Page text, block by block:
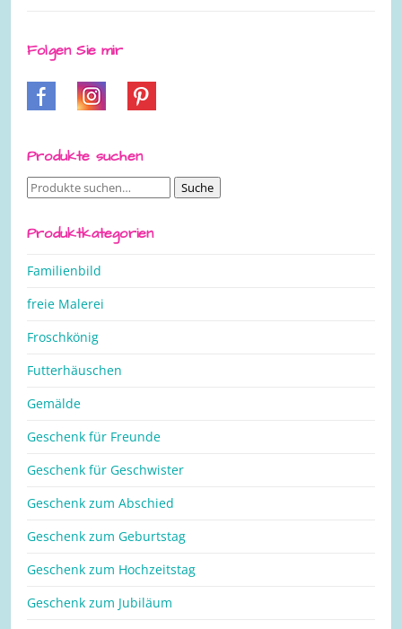
Folgen Sie mir
Produkte suchen
Suche
Suche
Produktkategorien
Familienbild
freie Malerei
Froschkönig
Futterhäuschen
Gemälde
Geschenk für Freunde
Geschenk für Geschwister
Geschenk zum Abschied
Geschenk zum Geburtstag
Geschenk zum Hochzeitstag
Geschenk zum Jubiläum